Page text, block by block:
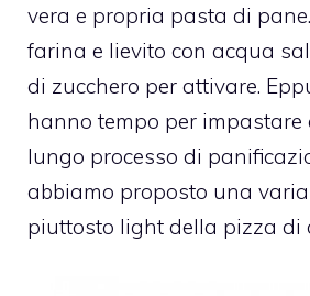
vera e propria pasta di
farina e lievito con acqua
di zucchero per attivare.
hanno tempo per impastare
lungo processo di
abbiamo proposto una
piuttosto light della pizza di